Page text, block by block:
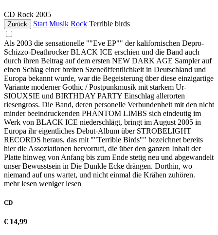
CD Rock 2005
Zurück Start Musik Rock Terrible birds
Als 2003 die sensationelle ""Eve EP"" der kalifornischen Depro-
Schizzo-Deathrocker BLACK ICE erschien und die Band auch
durch ihren Beitrag auf dem ersten NEW DARK AGE Sampler auf
einen Schlag einer breiten Szeneöffentlichkeit in Deutschland und
Europa bekannt wurde, war die Begeisterung über diese einzigartige
Variante moderner Gothic / Postpunkmusik mit starkem Ur-
SIOUXSIE und BIRTHDAY PARTY Einschlag allerorten
riesengross. Die Band, deren personelle Verbundenheit mit den nicht
minder beeindruckenden PHANTOM LIMBS sich eindeutig im
Werk von BLACK ICE niederschlägt, bringt im August 2005 in
Europa ihr eigentliches Debut-Album über STROBELIGHT
RECORDS heraus, das mit ""Terrible Birds"" bezeichnet bereits
hier die Assoziationen hervorruft, die über den ganzen Inhalt der
Platte hinweg von Anfang bis zum Ende stetig neu und abgewandelt
unser Bewusstsein in Die Dunkle Ecke drängen. Dorthin, wo
niemand auf uns wartet, und nicht einmal die Krähen zuhören.
mehr lesen weniger lesen
CD
€ 14,99